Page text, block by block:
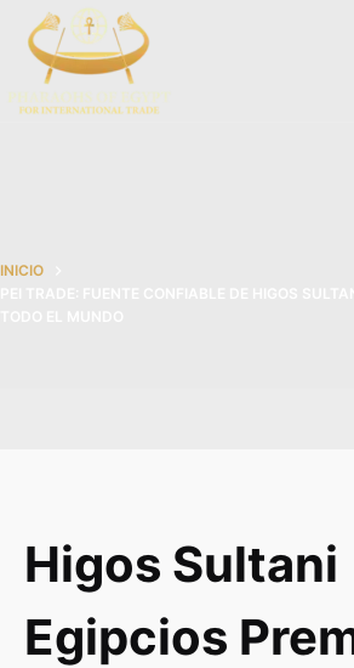
Saltar
contenido
INICIO
Higos Sultani
Egipcios